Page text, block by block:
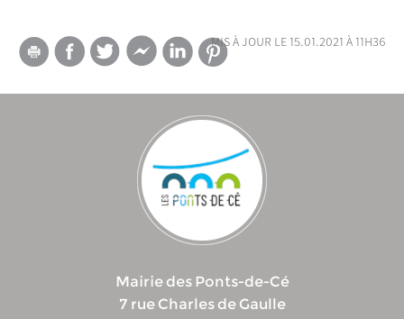
mis à jour le 15.01.2021 à 11h36
Mairie des Ponts-de-Cé
7 rue Charles de Gaulle